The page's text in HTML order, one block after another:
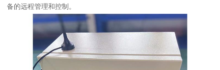
备的远程管理和控制。